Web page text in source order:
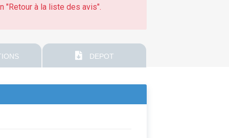
"Retour à la liste des avis".
DEPOT